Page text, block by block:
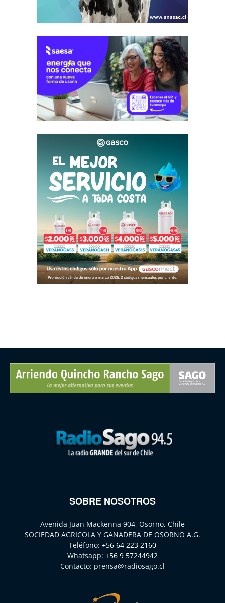
SOBRE NOSOTROS
Avenida Juan Mackenna 904, Osorno, Chile
SOCIEDAD AGRICOLA Y GANADERA DE OSORNO A.G.
Teléfono: +56 64 223 2160
Whatsapp: +56 9 57244942
Contacto: prensa@radiosago.cl